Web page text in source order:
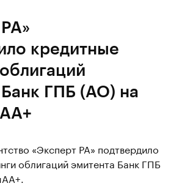
кредитные
ГПБ (АО) на
«Эксперт РА» подтвердило
облигаций эмитента Банк ГПБ